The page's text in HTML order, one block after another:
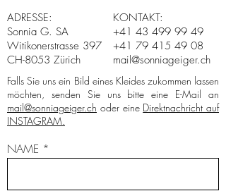
ADRESSE:
Sonnia G. SA
Witikonerstrasse 397
CH-8053 Zürich
KONTAKT:
+41 43 499 99 49
+41 79 415 49 08
mail@sonniageiger.ch
Falls Sie uns ein Bild eines Kleides zukommen lassen
möchten, senden Sie uns bitte eine E-Mail an
mail@sonniageiger.ch oder eine Direktnachricht auf
INSTAGRAM.
NAME